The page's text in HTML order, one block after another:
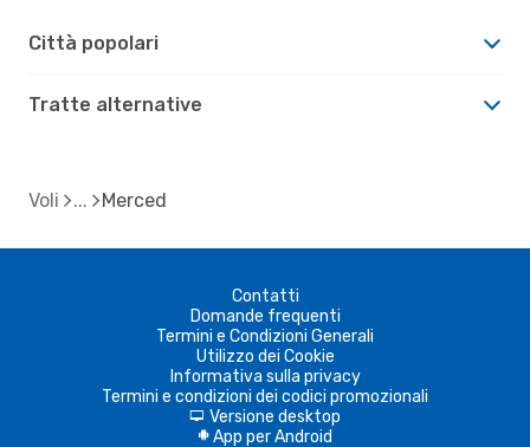
Città popolari
Tratte alternative
Voli Merced
Contatti
Domande frequenti
Termini e Condizioni Generali
Utilizzo dei Cookie
Informativa sulla privacy
Termini e condizioni dei codici promozionali
d Versione desktop
A App per Android